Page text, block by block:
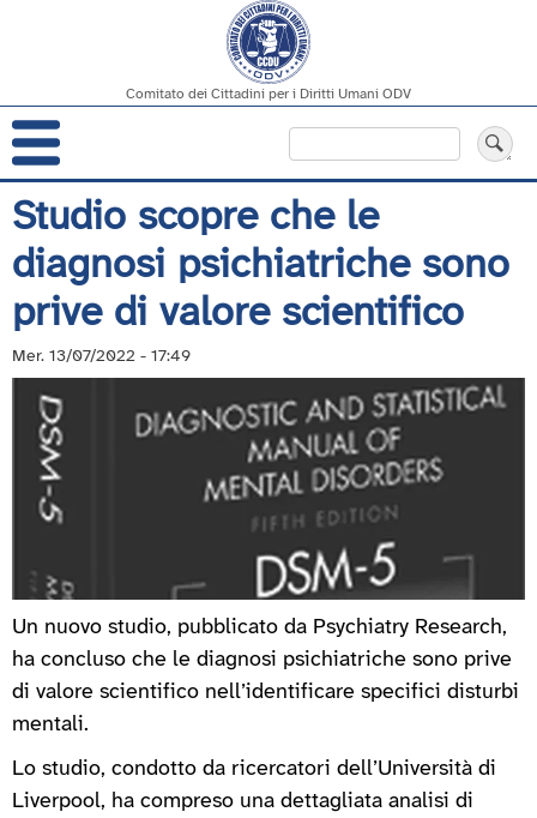
Salta
al
contenuto
principale
Comitato dei Cittadini per i Diritti Umani ODV
Navigazione
principale
Studio scopre che le
diagnosi psichiatriche sono
prive di valore scientifico
Mer. 13/07/2022 - 17:49
Un nuovo studio, pubblicato da Psychiatry Research,
ha concluso che le diagnosi psichiatriche sono prive
di valore scientifico nell’identificare specifici disturbi
mentali.
Lo studio, condotto da ricercatori dell’Università di
Liverpool, ha compreso una dettagliata analisi di